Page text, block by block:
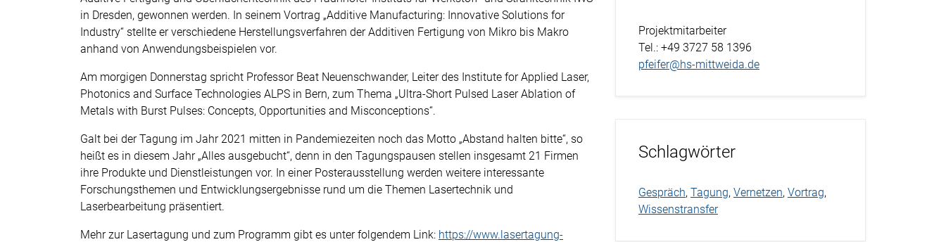
in Dresden, gewonnen werden. In seinem Vortrag „Additive Manufacturing: Innovative Solutions for
Industry“ stellte er verschiedene Herstellungsverfahren der Additiven Fertigung von Mikro bis Makro
anhand von Anwendungsbeispielen vor.
Am morgigen Donnerstag spricht Professor Beat Neuenschwander, Leiter des Institute for Applied Laser,
Photonics and Surface Technologies ALPS in Bern, zum Thema „Ultra-Short Pulsed Laser Ablation of
Metals with Burst Pulses: Concepts, Opportunities and Misconceptions“.
Galt bei der Tagung im Jahr 2021 mitten in Pandemiezeiten noch das Motto „Abstand halten bitte“, so
heißt es in diesem Jahr „Alles ausgebucht“, denn in den Tagungspausen stellen insgesamt 21 Firmen
ihre Produkte und Dienstleistungen vor. In einer Posterausstellung werden weitere interessante
Forschungsthemen und Entwicklungsergebnisse rund um die Themen Lasertechnik und
Laserbearbeitung präsentiert.
Mehr zur Lasertagung und zum Programm gibt es unter folgendem Link: https://www.lasertagung-
Projektmitarbeiter
Tel.: +49 3727 58 1396
pfeifer@hs-mittweida.de
Schlagwörter
Gespräch, Tagung, Vernetzen, Vortrag,
Wissenstransfer